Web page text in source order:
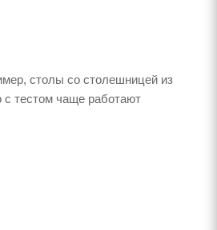
столы со столешницей из
тестом чаще работают